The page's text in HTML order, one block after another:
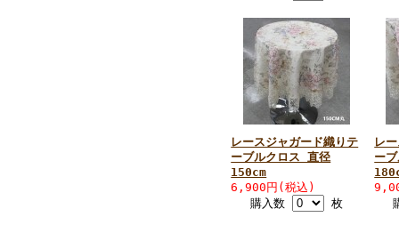
レースジャガード織りテ
ーブルクロス 直径
150cm
6,900円(税込)
購入数
枚
レ
ー